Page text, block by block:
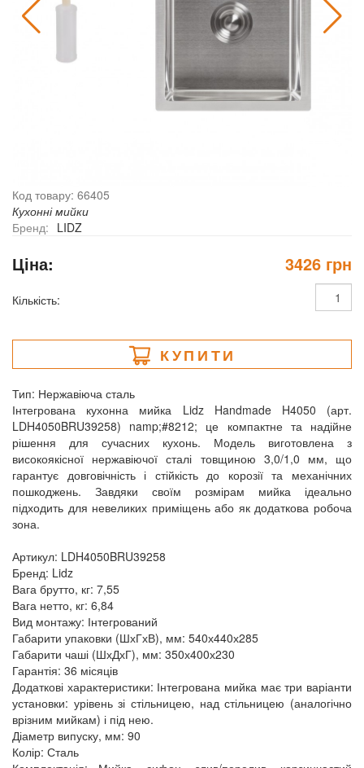
Код товару: 66405
Кухонні мийки
Бренд: LIDZ
Ціна: 3426 грн
Кількість:
КУПИТИ
Тип: Нержавіюча сталь
Інтегрована кухонна мийка Lidz Handmade H4050 (арт.
LDH4050BRU39258) namp;#8212; це компактне та надійне
рішення для сучасних кухонь. Модель виготовлена з
високоякісної нержавіючої сталі товщиною 3,0/1,0 мм, що
гарантує довговічність і стійкість до корозії та механічних
пошкоджень. Завдяки своїм розмірам мийка ідеально
підходить для невеликих приміщень або як додаткова робоча
зона.
Артикул: LDH4050BRU39258
Бренд: Lidz
Вага брутто, кг: 7,55
Вага нетто, кг: 6,84
Вид монтажу: Інтегрований
Габарити упаковки (ШхГхВ), мм: 540х440х285
Габарити чаші (ШхДхГ), мм: 350х400х230
Гарантія: 36 місяців
Додаткові характеристики: Інтегрована мийка має три варіанти
установки: урівень зі стільницею, над стільницею (аналогічно
врізним мийкам) і під нею.
Діаметр випуску, мм: 90
Колір: Сталь